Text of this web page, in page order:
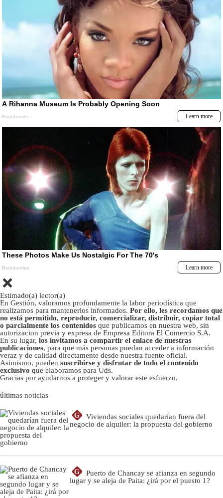
Estimado(a) lector(a)
En Gestión, valoramos profundamente la labor periodística que
realizamos para mantenerlos informados. Por ello, les recordamos que
no está permitido, reproducir, comercializar, distribuir, copiar total
o parcialmente los contenidos que publicamos en nuestra web, sin
autorizacion previa y expresa de Empresa Editora El Comercio S.A.
En su lugar, los invitamos a compartir el enlace de nuestras
publicaciones, para que más personas puedan acceder a información
veraz y de calidad directamente desde nuestra fuente oficial.
Asimismo, pueden suscribirse y disfrutar de todo el contenido
exclusivo que elaboramos para Uds.
Gracias por ayudarnos a proteger y valorar este esfuerzo.
últimas noticias
G
Viviendas sociales quedarían fuera del
negocio de alquiler: la propuesta del gobierno
G
Puerto de Chancay se afianza en segundo
lugar y se aleja de Paita: ¿irá por el puesto 1?